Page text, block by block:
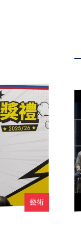
藝術